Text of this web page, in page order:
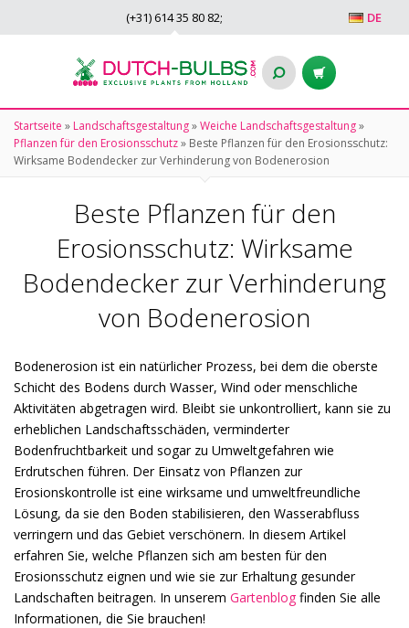
DE
(+31) 614 35 80 82;
Startseite » Landschaftsgestaltung»Weiche Landschaftsgestaltung»
Pflanzen für den Erosionsschutz» Beste Pflanzen für den Erosionsschutz:
Wirksame Bodendecker zur Verhinderung von Bodenerosion
Beste Pflanzen für den
Erosionsschutz: Wirksame
Bodendecker zur Verhinderung
von Bodenerosion
Bodenerosion ist ein natürlicher Prozess, bei dem die oberste
Schicht des Bodens durch Wasser, Wind oder menschliche
Aktivitäten abgetragen wird. Bleibt sie unkontrolliert, kann sie zu
erheblichen Landschaftsschäden, verminderter
Bodenfruchtbarkeit und sogar zu Umweltgefahren wie
Erdrutschen führen. Der Einsatz von Pflanzen zur
Erosionskontrolle ist eine wirksame und umweltfreundliche
Lösung, da sie den Boden stabilisieren, den Wasserabfluss
verringern und das Gebiet verschönern. In diesem Artikel
erfahren Sie, welche Pflanzen sich am besten für den
Erosionsschutz eignen und wie sie zur Erhaltung gesunder
Landschaften beitragen. In unserem Gartenblog finden Sie alle
Informationen, die Sie brauchen!